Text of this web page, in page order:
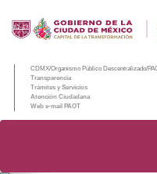
CDMX/Organismo Público Descentralizado/
Transparencia
Trámites y Servicios
Atención Ciudadana
Web e-mail PAOT